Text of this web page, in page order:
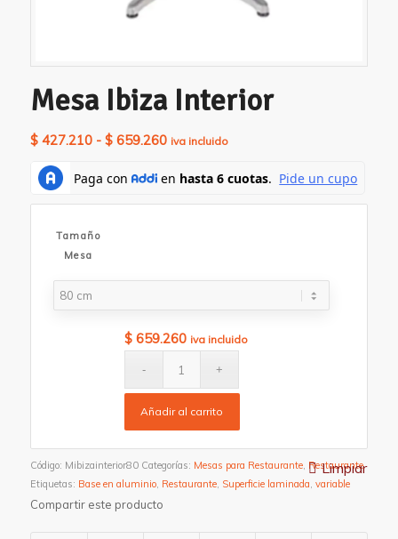
Mesa Ibiza Interior
$427.210 - $659.260Rango
precios:
desde
iva incluido
Tamaño
Mesa
Limpiar
$659.260 iva incluido
Añadir al carrito
Código: Mibizainterior80 Categorías: Mesas para Restaurante, Restaurante
Etiquetas: Base en aluminio, Restaurante, Superficie laminada, variable
Compartir este producto